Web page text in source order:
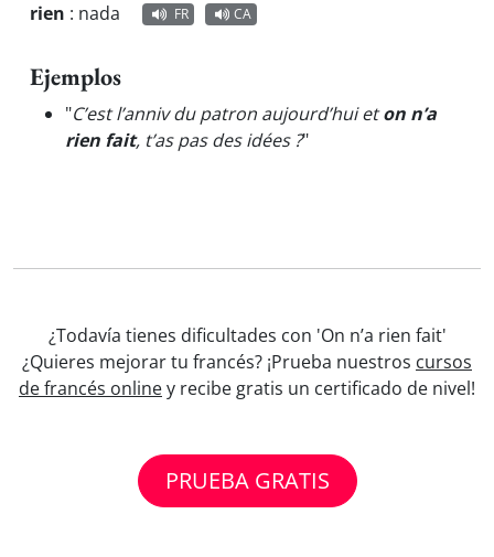
rien : nada FR CA
Ejemplos
"C’est l’anniv du patron aujourd’hui eton n’a
rien fait, t’as pas des idées ?"
¿Todavía tienes dificultades con 'On n’a rien fait'
¿Quieres mejorar tu francés? ¡Prueba nuestros cursos
de francés onliney recibe gratis un certificado de nivel!
PRUEBA GRATIS